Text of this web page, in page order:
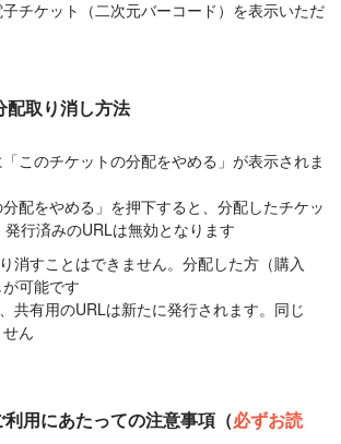
チケット（二次元バーコード）を表示いただ
配取り消し方法
このチケットの分配をやめる」が表示されま
配をやめる」を押下すると、分配したチケッ
発行済みのURLは無効となります
消すことはできません。分配した方（購入
可能です
共有用のURLは新たに発行されます。同じ
ん
用にあたっての注意事項（必ずお読